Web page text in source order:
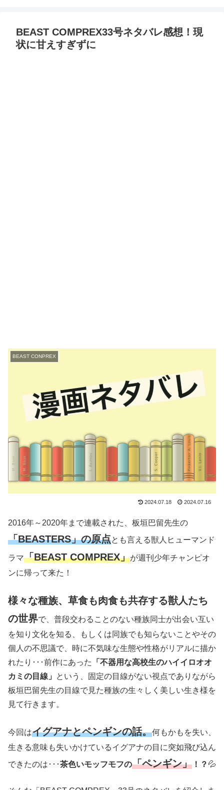
BEAST COMPREX33号ネタバレ感想！現
状に甘えすぎずに
BEAST CONPREX
2024.07.18 2024.07.16
2016年～2020年まで連載された、板垣巴留先生の
「BEASTERS」の原点とも言える獣人ヒューマンド
ラマ「BEAST COMPREX」が週刊少年チャンピオ
ンに帰って来た！
様々な種族、草食も肉食も共存する獣人たち
の世界で、普段交わることのない種族同士が出会い互い
を知り文化を知る、もしくは同族でも知らないことやその
個人の不思議で、時に不気味な生態や性格がリアルに描か
れたり･･･前作にあった
「不器用な高校生のハイイロオオ
カミの目線」
という、固定の目線がない視点でありながら
板垣巴留先生の目線で見た種族の生々しく美しい生き様を
見て行きます。
今回はイグアナとペンギンの話。何もかもを失い、
生きる意味も失いかけているイグアナの目に突如飛び込ん
できたのは･･･茶色いモッフモフの「ペンギン」 ！？ 💦